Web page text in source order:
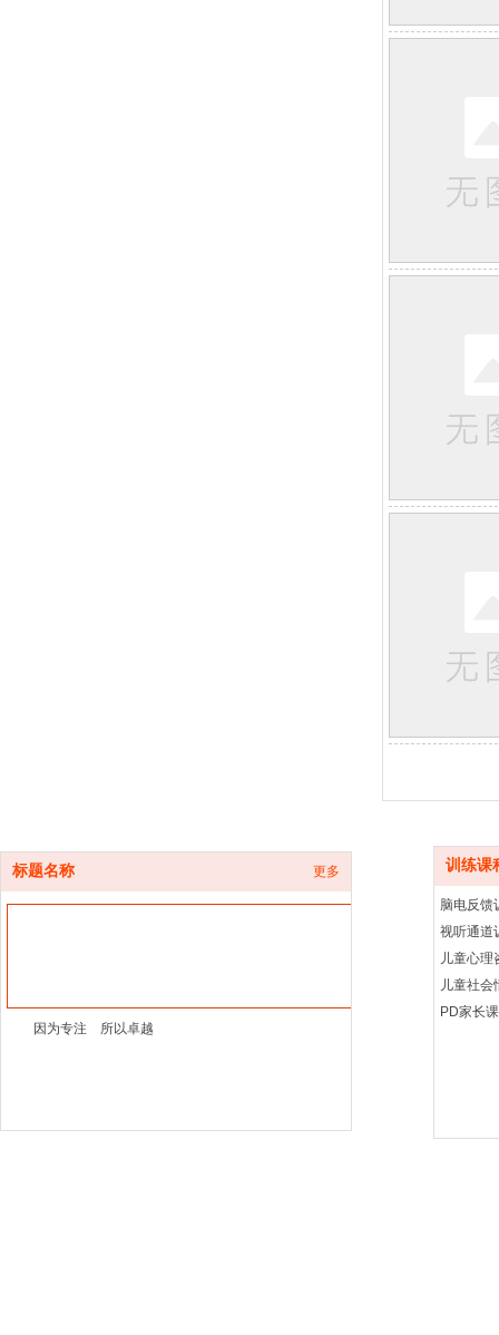
标题名称 更多
因为专注 所以卓越
训练课
脑电反馈
视听通道
儿童心理
儿童社会
PD家长